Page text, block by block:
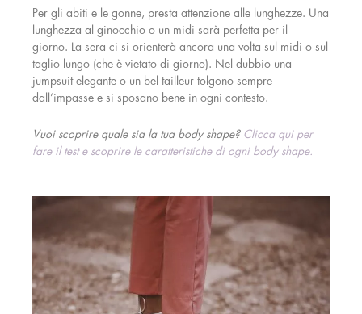
Per gli abiti e le gonne, presta attenzione alle lunghezze. Una
lunghezza al ginocchio o un midi sarà perfetta per il
giorno. La sera ci si orienterà ancora una volta sul midi o sul
taglio lungo (che è vietato di giorno). Nel dubbio una
jumpsuit elegante o un bel tailleur tolgono sempre
dall’impasse e si sposano bene in ogni contesto.
Vuoi scoprire quale sia la tua body shape? Clicca qui per
fare il test e scoprire le caratteristiche di ogni body shape.